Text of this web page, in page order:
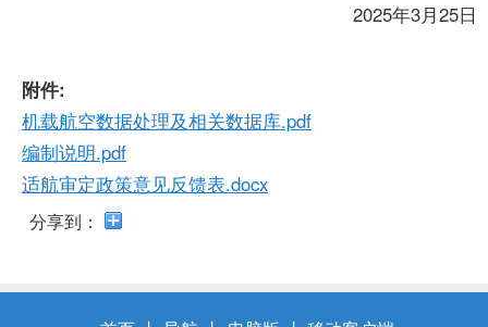
2025年3月25日
附件:
机载航空数据处理及相关数据库.pdf
编制说明.pdf
适航审定政策意见反馈表.docx
分享到：